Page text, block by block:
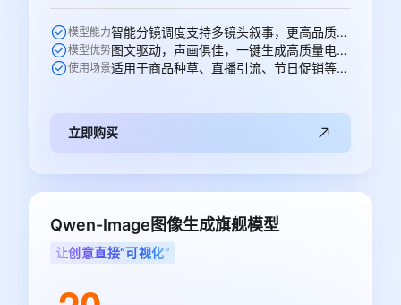
模型能力 智能分镜调度支持多镜头叙事，更高品质的声音生成，多人稳定对话。
模型优势 图文驱动，声画俱佳，一键生成高质量电商、广告场景视频。
使用场景 适用于商品种草、直播引流、节日促销等电商、广告、短剧视频创作场景。
立即购买
Qwen-Image图像生成旗舰模型
让创意直接“可视化”